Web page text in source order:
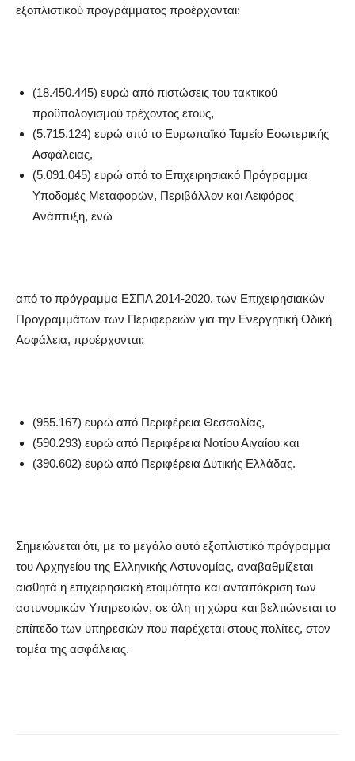
εξοπλιστικού προγράμματος προέρχονται:
(18.450.445) ευρώ από πιστώσεις του τακτικού
προϋπολογισμού τρέχοντος έτους,
(5.715.124) ευρώ από το Ευρωπαϊκό Ταμείο Εσωτερικής
Ασφάλειας,
(5.091.045) ευρώ από το Επιχειρησιακό Πρόγραμμα
Υποδομές Μεταφορών, Περιβάλλον και Αειφόρος
Ανάπτυξη, ενώ
από το πρόγραμμα ΕΣΠΑ 2014-2020, των Επιχειρησιακών
Προγραμμάτων των Περιφερειών για την Ενεργητική Οδική
Ασφάλεια, προέρχονται:
(955.167) ευρώ από Περιφέρεια Θεσσαλίας,
(590.293) ευρώ από Περιφέρεια Νοτίου Αιγαίου και
(390.602) ευρώ από Περιφέρεια Δυτικής Ελλάδας.
Σημειώνεται ότι, με το μεγάλο αυτό εξοπλιστικό πρόγραμμα
του Αρχηγείου της Ελληνικής Αστυνομίας, αναβαθμίζεται
αισθητά η επιχειρησιακή ετοιμότητα και ανταπόκριση των
αστυνομικών Υπηρεσιών, σε όλη τη χώρα και βελτιώνεται το
επίπεδο των υπηρεσιών που παρέχεται στους πολίτες, στον
τομέα της ασφάλειας.